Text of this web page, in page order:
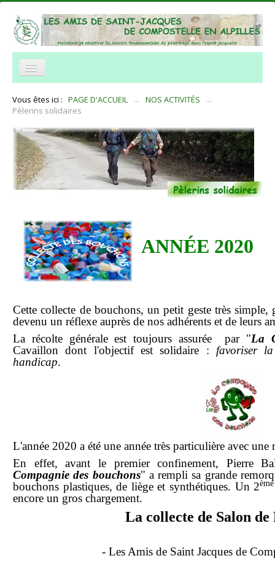
NOS ACTIVITÉS
ACCUEIL
TRAVERSÉE DES ALPILLES
INFORMATIONS PRATIQUES
NOUS CONTACTER
Histoire et legendes
Vous êtes ici : PAGE D'ACCUEIL → NOS ACTIVITÉS
→
Pèlerins solidaires
ANNÉE 2020
Cette collecte de bouchons, un petit geste très
devenu un réflexe auprès de nos adhérents et de leurs
La récolte générale est toujours assurée par "La
Cavaillon dont l'objectif est solidaire : favoriser
handicap.
L'année 2020 a été une année très particulière avec
En effet, avant le premier confinement, Pierre
Compagnie des bouchons" a rempli sa grande
bouchons plastiques, de liège et synthétiques. Un 2ème
encore un gros chargement.
La collecte de Salon de
- Les Amis de Saint Jacques de